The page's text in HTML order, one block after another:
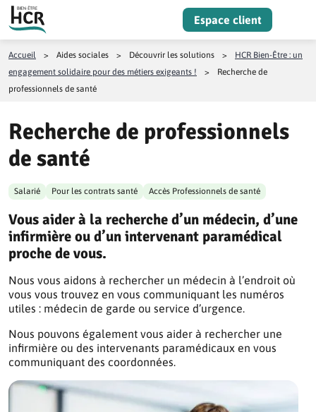
Aller au contenu
Espace client
Accueil > Aides sociales > Découvrir les solutions >
HCR Bien-Être : un
engagement solidaire pour des métiers exigeants !
>
Recherche de
professionnels de santé
Recherche de professionnels
de santé
Salarié Pour les contrats santé Accès Professionnels de santé
Vous aider à la recherche d’un médecin, d’une
infirmière ou d’un intervenant paramédical
proche de vous.
Nous vous aidons à rechercher un médecin à l’endroit où
vous vous trouvez en vous communiquant les numéros
utiles : médecin de garde ou service d’urgence.
Nous pouvons également vous aider à rechercher une
infirmière ou des intervenants paramédicaux en vous
communiquant des coordonnées.